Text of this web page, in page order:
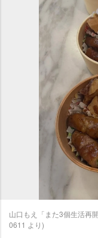
山口もえ「また3個生活再
0611 より)